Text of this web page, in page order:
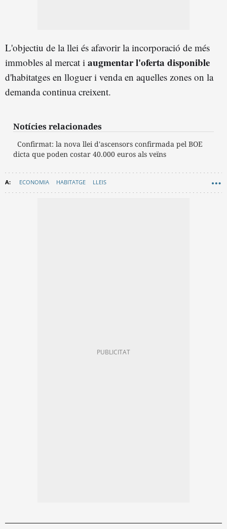
L'objectiu de la llei és afavorir la incorporació de més
immobles al mercat i augmentar l'oferta disponible
d'habitatges en lloguer i venda en aquelles zones on la
demanda continua creixent.
Notícies relacionades
Confirmat: la nova llei d'ascensors confirmada pel BOE
dicta que poden costar 40.000 euros als veïns
ECONOMIA HABITATGE LLEIS